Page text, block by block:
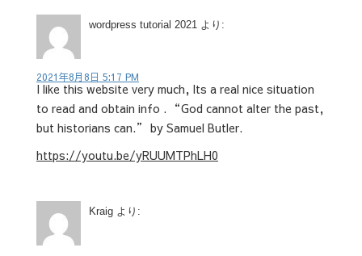
wordpress tutorial 2021 より:
2021年8月8日 5:17 PM
I like this website very much, Its a real nice situation
to read and obtain info . “God cannot alter the past,
but historians can.” by Samuel Butler.
https://youtu.be/yRUUMTPhLH0
Kraig より: